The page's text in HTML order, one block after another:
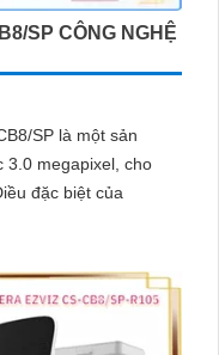
SP CÔNG NGHỆ
SP là một sản
3.0 megapixel, cho